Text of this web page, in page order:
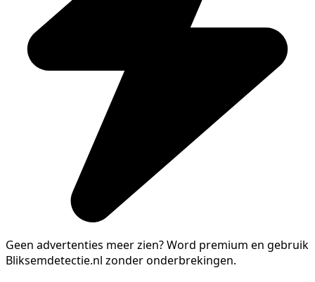
Geen advertenties meer zien?Word premium en gebruik
Bliksemdetectie.nl zonder onderbrekingen.